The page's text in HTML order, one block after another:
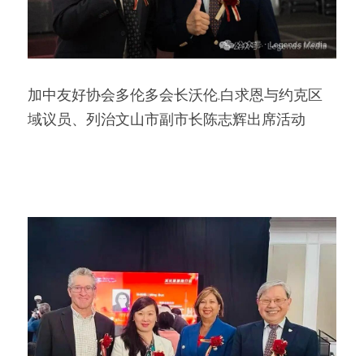
加中友好协会多伦多会长沃伦.白求恩与约克区
域议员、列治文山市副市长陈志辉出席活动